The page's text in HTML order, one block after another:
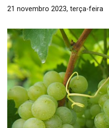
21 novembro 2023, terça-feira